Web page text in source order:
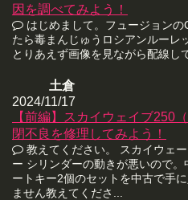
因を調べてみよう！
はじめまして。フュージョン
たら毒まんじゅうロシアンルーレ
とりあえず画像を見ながら配線し
土倉
2024/11/17
【前編】スカイウェイブ250
閉不良を修理してみよう！
教えてください。 スカイウェ
ー シリンダーの動きが悪いので
ートキー2個のセットを中古で手
ません教えてくださ...